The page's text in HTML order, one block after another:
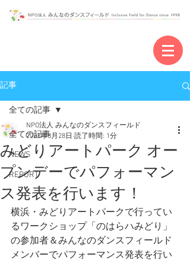
記事
全ての記事
NEWS
REPORT
全ての記事
みどりアートパーク オー
プンデーでパフォーマン
ス発表を行います！
NPO法人 みんなのダンスフィールド
2023年8月28日 読了時間: 1分
横浜・みどりアートパークで行ってい
るワークショップ「のはらハみどり」
の参加者＆みんなのダンスフィールド
メンバーでパフォーマンス発表を行い